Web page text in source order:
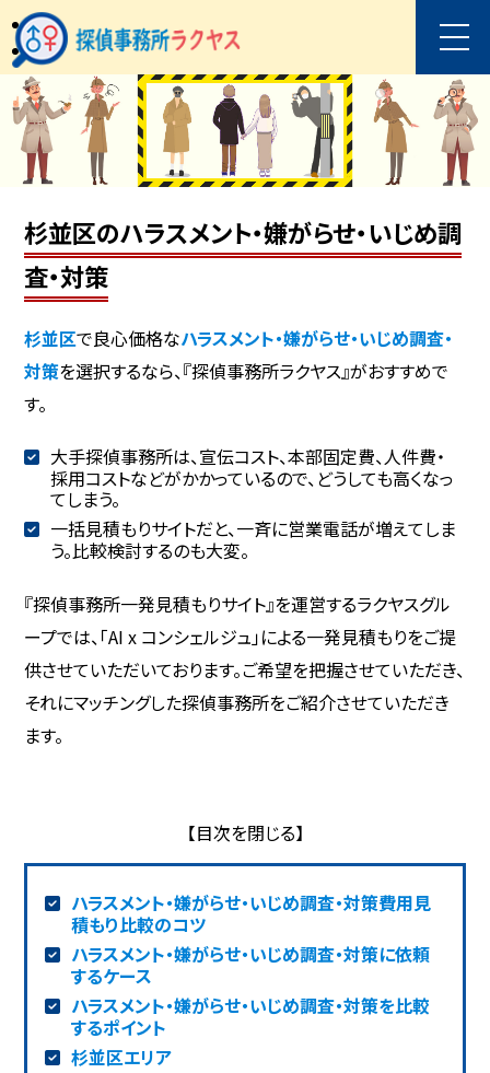
杉並区のハラスメント・嫌がらせ・いじめ調
査・対策
杉並区で良心価格なハラスメント・嫌がらせ・いじめ調査・
対策を選択するなら、『探偵事務所ラクヤス』がおすすめで
す。
大手探偵事務所は、宣伝コスト、本部固定費、人件費・
採用コストなどがかかっているので、どうしても高くなっ
てしまう。
一括見積もりサイトだと、一斉に営業電話が増えてしま
う。比較検討するのも大変。
『探偵事務所一発見積もりサイト』を運営するラクヤスグル
ープでは、「AI x コンシェルジュ」による一発見積もりをご提
供させていただいております。ご希望を把握させていただき、
それにマッチングした探偵事務所をご紹介させていただき
ます。
ハラスメント・嫌がらせ・いじめ調査・対策費用見
積もり比較のコツ
ハラスメント・嫌がらせ・いじめ調査・対策に依頼
するケース
ハラスメント・嫌がらせ・いじめ調査・対策を比較
するポイント
杉並区エリア